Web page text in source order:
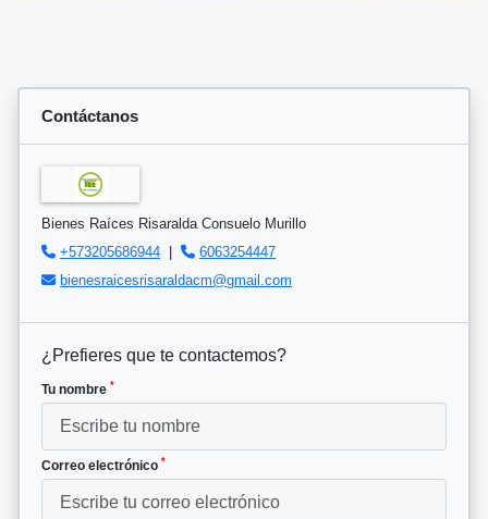
Contáctanos
Bienes Raíces Risaralda Consuelo Murillo
+573205686944 |
6063254447
bienesraicesrisaraldacm@gmail.com
¿Prefieres que te contactemos?
Tu nombre *
Correo electrónico *